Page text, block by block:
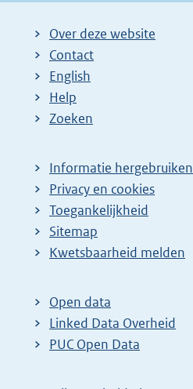
Over deze website
Contact
English
Help
Zoeken
Informatie hergebruiken
Privacy en cookies
Toegankelijkheid
Sitemap
E
t
e
r
Kwetsbaarheid melden
Open data
Linked Data Overheid
PUC Open Data